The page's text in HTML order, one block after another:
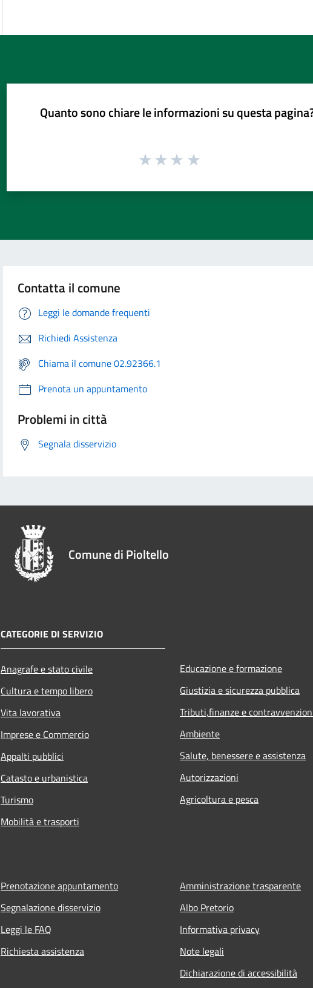
Quanto sono chiare le informazioni su questa
Contatta il comune
Leggi le domande frequenti
Richiedi Assistenza
Chiama il comune 02.92366.1
Prenota un appuntamento
Problemi in città
Segnala disservizio
Comune di Pioltello
CATEGORIE DI SERVIZIO
Anagrafe e stato civile
Cultura e tempo libero
Vita lavorativa
Imprese e Commercio
Appalti pubblici
Catasto e urbanistica
Turismo
Mobilità e trasporti
Educazione e formazione
Giustizia e sicurezza pubblica
Tributi,finanze e
Ambiente
Salute, benessere e assistenza
Autorizzazioni
Agricoltura e pesca
Prenotazione appuntamento
Segnalazione disservizio
Leggi le FAQ
Richiesta assistenza
Amministrazione trasparente
Albo Pretorio
Informativa privacy
Note legali
Dichiarazione di accessibilità